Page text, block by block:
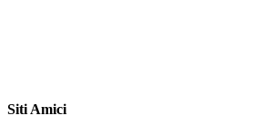
Siti Amici